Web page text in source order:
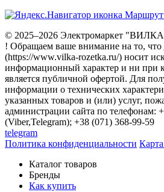
Маршрут
© 2025–2026 Электромаркет
! Обращаем ваше внимание на то,
(https://www.vilka-rozetka.ru/) носит
информационный характер и ни при
является публичной офертой. Для
информации о технических
указанных товаров и (или) услуг,
администрации сайта по телефонам:
(Viber,Telegram); +38 (071) 368-99-59
telegram
Политика конфиденциальности
Каталог товаров
Бренды
Как купить